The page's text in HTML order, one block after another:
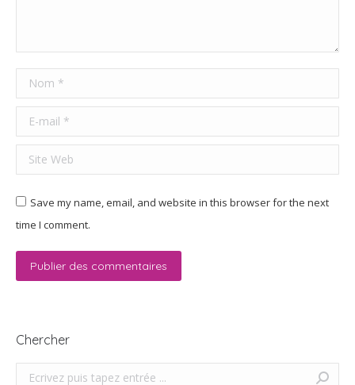
Nom *
E-mail *
Site Web
Save my name, email, and website in this browser for the next
time I comment.
Publier des commentaires
Chercher
Search: